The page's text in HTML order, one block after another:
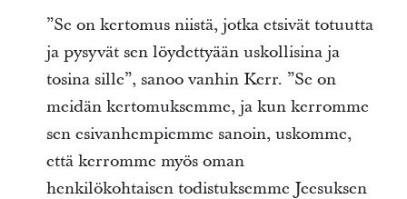
”Se on kertomus niistä, jotka etsivät totuutta
ja pysyvät sen löydettyään uskollisina ja
tosina sille”, sanoo vanhin Kerr. ”Se on
meidän kertomuksemme, ja kun kerromme
sen esivanhempiemme sanoin, uskomme,
että kerromme myös oman
henkilökohtaisen todistuksemme Jeesuksen